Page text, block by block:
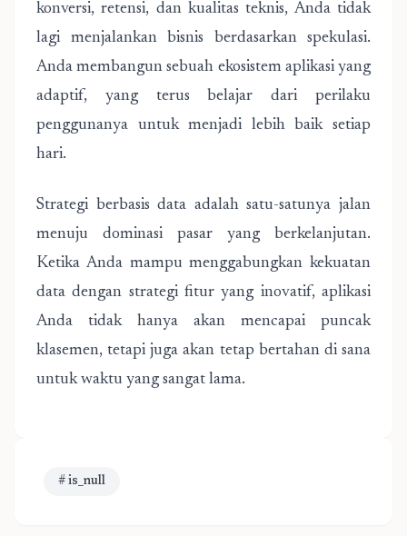
konversi, retensi, dan kualitas teknis, Anda tidak
lagi menjalankan bisnis berdasarkan spekulasi.
Anda membangun sebuah ekosistem aplikasi yang
adaptif, yang terus belajar dari perilaku
penggunanya untuk menjadi lebih baik setiap
hari.
Strategi berbasis data adalah satu-satunya jalan
menuju dominasi pasar yang berkelanjutan.
Ketika Anda mampu menggabungkan kekuatan
data dengan strategi fitur yang inovatif, aplikasi
Anda tidak hanya akan mencapai puncak
klasemen, tetapi juga akan tetap bertahan di sana
untuk waktu yang sangat lama.
# is_null